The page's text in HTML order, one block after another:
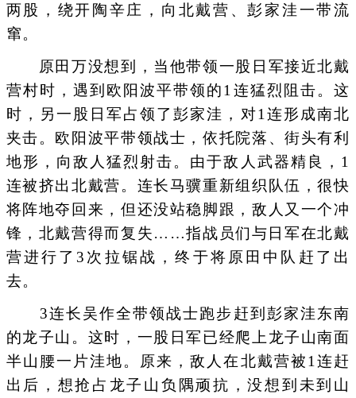
两股，绕开陶辛庄，向北戴营、彭家洼一带流
窜。
原田万没想到，当他带领一股日军接近北戴
营村时，遇到欧阳波平带领的1连猛烈阻击。这
时，另一股日军占领了彭家洼，对1连形成南北
夹击。欧阳波平带领战士，依托院落、街头有利
地形，向敌人猛烈射击。由于敌人武器精良，1
连被挤出北戴营。连长马骥重新组织队伍，很快
将阵地夺回来，但还没站稳脚跟，敌人又一个冲
锋，北戴营得而复失……指战员们与日军在北戴
营进行了3次拉锯战，终于将原田中队赶了出
去。
3连长吴作全带领战士跑步赶到彭家洼东南
的龙子山。这时，一股日军已经爬上龙子山南面
半山腰一片洼地。原来，敌人在北戴营被1连赶
出后，想抢占龙子山负隅顽抗，没想到未到山